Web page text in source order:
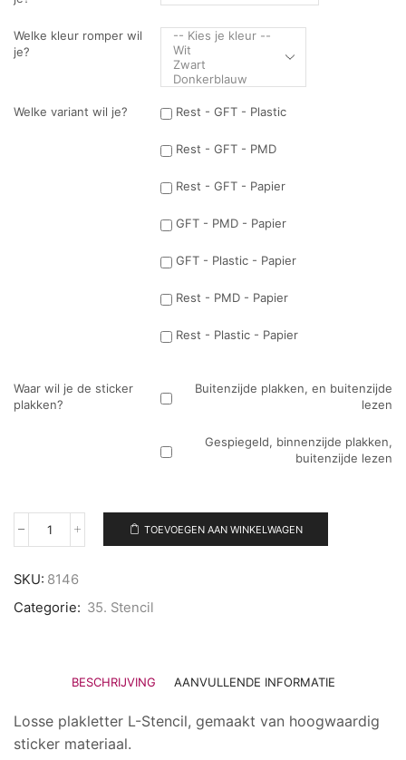
Welke kleur romper wil
je?
Welke variant wil je? Rest - GFT - Plastic
Rest - GFT - PMD
Rest - GFT - Papier
GFT - PMD - Papier
GFT - Plastic - Papier
Rest - PMD - Papier
Rest - Plastic - Papier
Waar wil je de sticker
plakken?
Buitenzijde plakken, en buitenzijde
lezen
Gespiegeld, binnenzijde plakken,
buitenzijde lezen
Losse
Stencil
aantal
TOEVOEGEN AAN WINKELWAGEN
SKU: 8146
Categorie: 35. Stencil
BESCHRIJVING AANVULLENDE INFORMATIE
Losse plakletter L-Stencil, gemaakt van hoogwaardig
sticker materiaal.